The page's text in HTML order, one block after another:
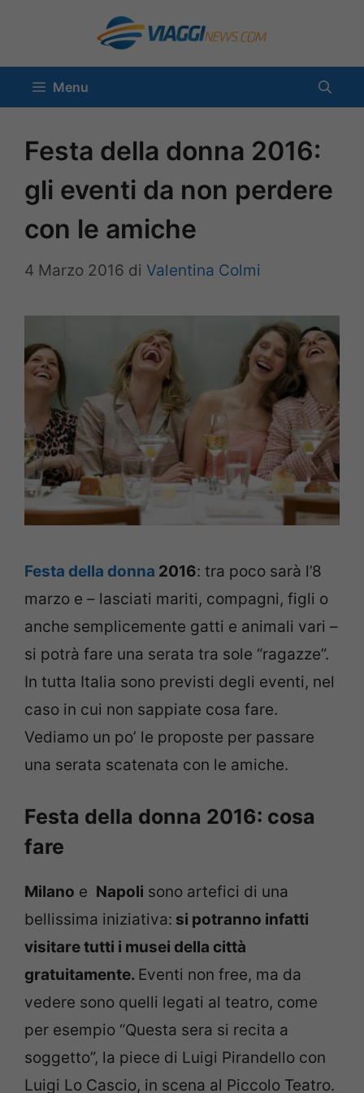
contenuto
Menu
Festa della donna 2016:
gli eventi da non perdere
con le amiche
4 Marzo 2016 di Valentina Colmi
Festa della donna 2016: tra poco sarà l’8
marzo e – lasciati mariti, compagni, figli o
anche semplicemente gatti e animali vari –
si potrà fare una serata tra sole “ragazze”.
In tutta Italia sono previsti degli eventi, nel
caso in cui non sappiate cosa fare.
Vediamo un po’ le proposte per passare
una serata scatenata con le amiche.
Festa della donna 2016: cosa
fare
Milano e Napoli sono artefici di una
bellissima iniziativa: si potranno infatti
visitare tutti i musei della città
gratuitamente. Eventi non free, ma da
vedere sono quelli legati al teatro, come
per esempio “Questa sera si recita a
soggetto”, la piece di Luigi Pirandello con
Luigi Lo Cascio, in scena al Piccolo Teatro.